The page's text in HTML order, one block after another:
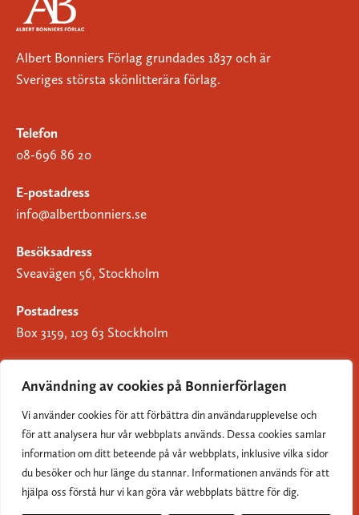
Användning av cookies på Bonnierförlagen
Vi använder cookies för att förbättra din användarupplevelse och
för att analysera hur vår webbplats används. Dessa cookies samlar
information om ditt beteende på vår webbplats, inklusive vilka sidor
du besöker och hur länge du stannar. Informationen används för att
hjälpa oss förstå hur vi kan göra vår webbplats bättre för dig.
Albert Bonniers Förlag grundades 1837 och är
Sveriges största skönlitterära förlag.
Telefon
08-696 86 20
E-postadress
info@albertbonniers.se
Besöksadress
Sveavägen 56, Stockholm
Postadress
Box 3159, 103 63 Stockholm
Om Bonnierförlagen
Cookies
Integritetspolicy